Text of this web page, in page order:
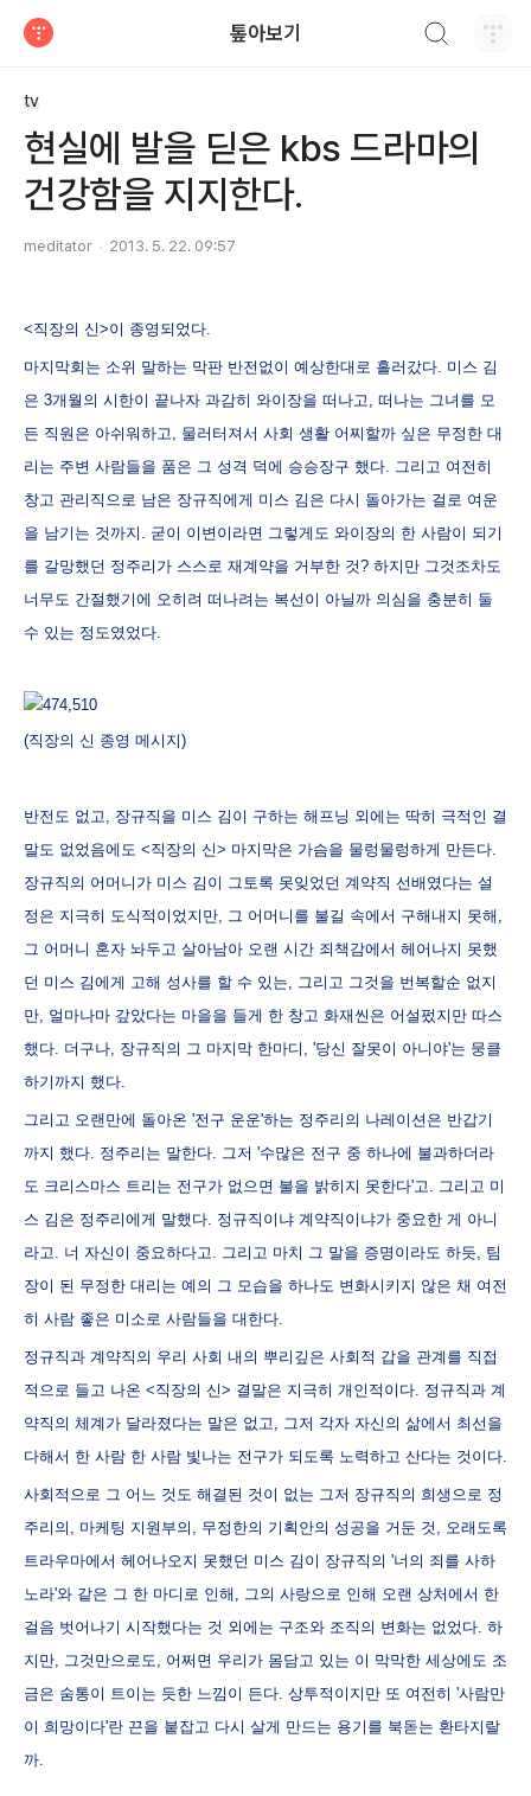
톺아보기
tv
현실에 발을 딛은 kbs 드라마의
건강함을 지지한다.
meditator 2013. 5. 22. 09:57
<직장의 신>이 종영되었다.
마지막회는 소위 말하는 막판 반전없이 예상한대로 흘러갔다. 미스 김
은 3개월의 시한이 끝나자 과감히 와이장을 떠나고, 떠나는 그녀를 모
든 직원은 아쉬워하고, 물러터져서 사회 생활 어찌할까 싶은 무정한 대
리는 주변 사람들을 품은 그 성격 덕에 승승장구 했다. 그리고 여전히
창고 관리직으로 남은 장규직에게 미스 김은 다시 돌아가는 걸로 여운
을 남기는 것까지. 굳이 이변이라면 그렇게도 와이장의 한 사람이 되기
를 갈망했던 정주리가 스스로 재계약을 거부한 것? 하지만 그것조차도
너무도 간절했기에 오히려 떠나려는 복선이 아닐까 의심을 충분히 둘
수 있는 정도였었다.
(직장의 신 종영 메시지)
반전도 없고, 장규직을 미스 김이 구하는 해프닝 외에는 딱히 극적인 결
말도 없었음에도 <직장의 신> 마지막은 가슴을 물렁물렁하게 만든다.
장규직의 어머니가 미스 김이 그토록 못잊었던 계약직 선배였다는 설
정은 지극히 도식적이었지만, 그 어머니를 불길 속에서 구해내지 못해,
그 어머니 혼자 놔두고 살아남아 오랜 시간 죄책감에서 헤어나지 못했
던 미스 김에게 고해 성사를 할 수 있는, 그리고 그것을 번복할순 없지
만, 얼마나마 갚았다는 마을을 들게 한 창고 화재씬은 어설펐지만 따스
했다. 더구나, 장규직의 그 마지막 한마디, '당신 잘못이 아니야'는 뭉클
하기까지 했다.
그리고 오랜만에 돌아온 '전구 운운'하는 정주리의 나레이션은 반갑기
까지 했다. 정주리는 말한다. 그저 '수많은 전구 중 하나에 불과하더라
도 크리스마스 트리는 전구가 없으면 불을 밝히지 못한다'고. 그리고 미
스 김은 정주리에게 말했다. 정규직이냐 계약직이냐가 중요한 게 아니
라고. 너 자신이 중요하다고. 그리고 마치 그 말을 증명이라도 하듯, 팀
장이 된 무정한 대리는 예의 그 모습을 하나도 변화시키지 않은 채 여전
히 사람 좋은 미소로 사람들을 대한다.
정규직과 계약직의 우리 사회 내의 뿌리깊은 사회적 갑을 관계를 직접
적으로 들고 나온 <직장의 신> 결말은 지극히 개인적이다. 정규직과 계
약직의 체계가 달라졌다는 말은 없고, 그저 각자 자신의 삶에서 최선을
다해서 한 사람 한 사람 빛나는 전구가 되도록 노력하고 산다는 것이다.
사회적으로 그 어느 것도 해결된 것이 없는 그저 장규직의 희생으로 정
주리의, 마케팅 지원부의, 무정한의 기획안의 성공을 거둔 것, 오래도록
트라우마에서 헤어나오지 못했던 미스 김이 장규직의 '너의 죄를 사하
노라'와 같은 그 한 마디로 인해, 그의 사랑으로 인해 오랜 상처에서 한
걸음 벗어나기 시작했다는 것 외에는 구조와 조직의 변화는 없었다. 하
지만, 그것만으로도, 어쩌면 우리가 몸담고 있는 이 막막한 세상에도 조
금은 숨통이 트이는 듯한 느낌이 든다. 상투적이지만 또 여전히 '사람만
이 희망이다'란 끈을 붙잡고 다시 살게 만드는 용기를 북돋는 환타지랄
까.